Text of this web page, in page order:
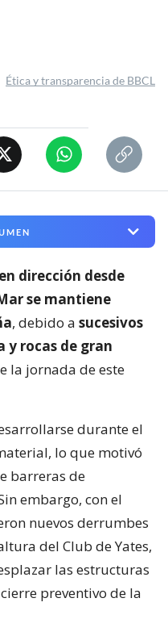
Ética y transparencia de BBCL
dirección desde
se mantiene
, debido a sucesivos
y rocas de gran
la jornada de este
durante el
lo que motivó
barreras de
embargo, con el
nuevos derrumbes
del Club de Yates,
las estructuras
preventivo de la